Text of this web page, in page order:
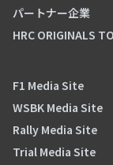
パートナー企業
HRC ORIGINALS
F1 Media Site
WSBK Media Site
Rally Media Site
Trial Media Site